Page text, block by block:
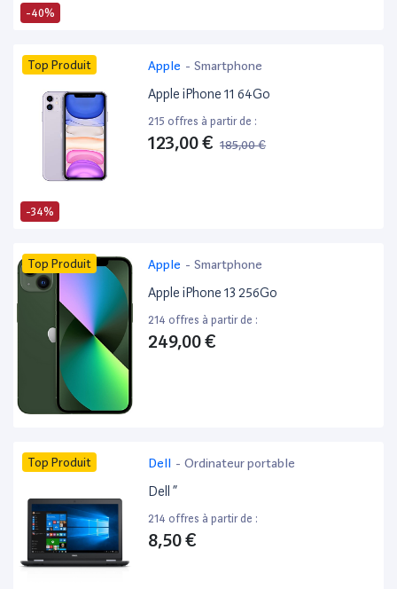
-40%
-34%
Top Produit Apple - Smartphone
Apple iPhone 11 64Go
215 offres à partir de :
123,00 € 185,00 €
Top Produit Apple - Smartphone
Apple iPhone 13 256Go
214 offres à partir de :
249,00 €
Top Produit Dell - Ordinateur portable
Dell ”
214 offres à partir de :
8,50 €